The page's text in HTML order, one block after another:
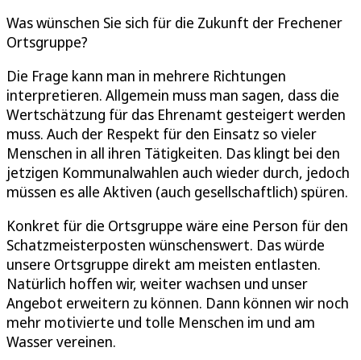
Was wünschen Sie sich für die Zukunft der Frechener
Ortsgruppe?
Die Frage kann man in mehrere Richtungen
interpretieren. Allgemein muss man sagen, dass die
Wertschätzung für das Ehrenamt gesteigert werden
muss. Auch der Respekt für den Einsatz so vieler
Menschen in all ihren Tätigkeiten. Das klingt bei den
jetzigen Kommunalwahlen auch wieder durch, jedoch
müssen es alle Aktiven (auch gesellschaftlich) spüren.
Konkret für die Ortsgruppe wäre eine Person für den
Schatzmeisterposten wünschenswert. Das würde
unsere Ortsgruppe direkt am meisten entlasten.
Natürlich hoffen wir, weiter wachsen und unser
Angebot erweitern zu können. Dann können wir noch
mehr motivierte und tolle Menschen im und am
Wasser vereinen.